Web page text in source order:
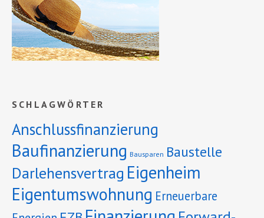
SCHLAGWÖRTER
Anschlussfinanzierung
Baufinanzierung Bausparen Baustelle
Darlehensvertrag Eigenheim
Eigentumswohnung Erneuerbare